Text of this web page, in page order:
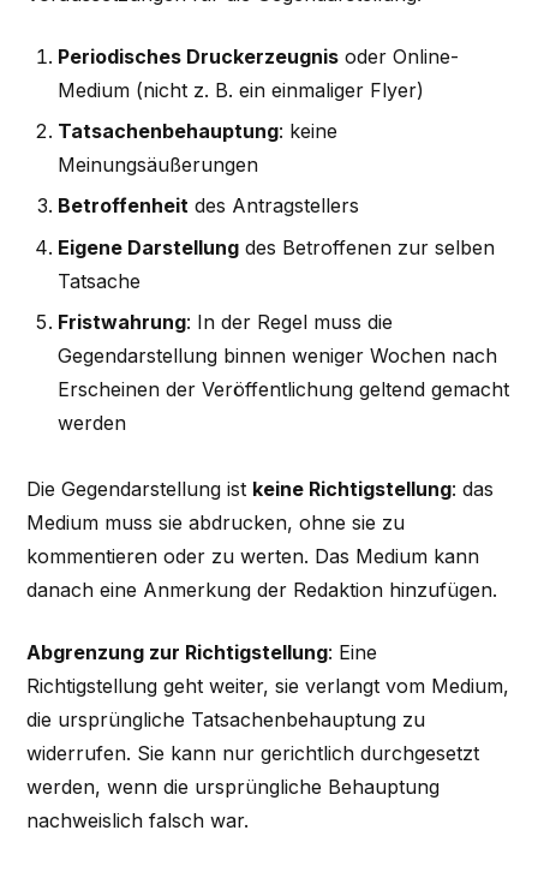
Periodisches Druckerzeugnisoder Online-
Medium (nicht z. B. ein einmaliger Flyer)
Tatsachenbehauptung: keine
Meinungsäußerungen
Betroffenheitdes Antragstellers
Eigene Darstellungdes Betroffenen zur selben
Tatsache
Fristwahrung: In der Regel muss die
Gegendarstellung binnen weniger Wochen nach
Erscheinen der Veröffentlichung geltend gemacht
werden
Die Gegendarstellung ist keine Richtigstellung: das
Medium muss sie abdrucken, ohne sie zu
kommentieren oder zu werten. Das Medium kann
danach eine Anmerkung der Redaktion hinzufügen.
Abgrenzung zur Richtigstellung: Eine
Richtigstellung geht weiter, sie verlangt vom Medium,
die ursprüngliche Tatsachenbehauptung zu
widerrufen. Sie kann nur gerichtlich durchgesetzt
werden, wenn die ursprüngliche Behauptung
nachweislich falsch war.